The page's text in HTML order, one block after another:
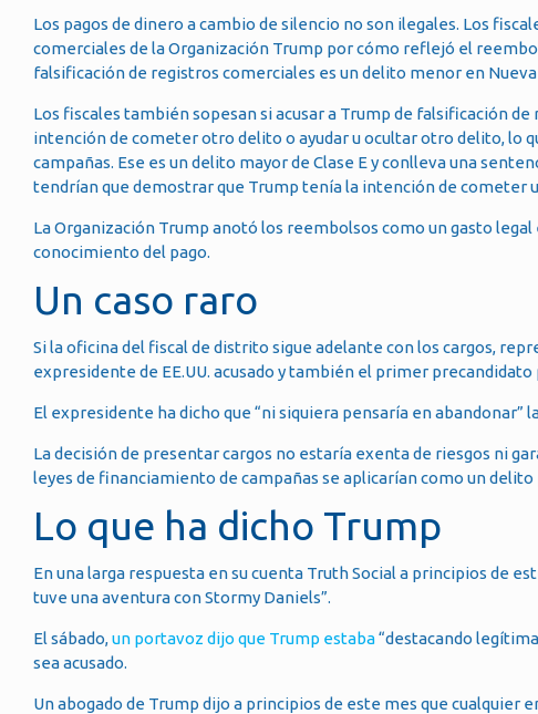
Los pagos de dinero a cambio de silencio no son ilegales. Los
comerciales de la Organización Trump por cómo reflejó el
falsificación de registros comerciales es un delito menor en Nueva
Los fiscales también sopesan si acusar a Trump de falsificación
intención de cometer otro delito o ayudar u ocultar otro delito, lo
campañas. Ese es un delito mayor de Clase E y conlleva una
tendrían que demostrar que Trump tenía la intención de cometer
La Organización Trump anotó los reembolsos como un gasto
conocimiento del pago.
Un caso raro
Si la oficina del fiscal de distrito sigue adelante con los cargos,
expresidente de EE.UU. acusado y también el primer
El expresidente ha dicho que “ni siquiera pensaría en abandonar”
La decisión de presentar cargos no estaría exenta de riesgos ni
leyes de financiamiento de campañas se aplicarían como un
Lo que ha dicho Trump
En una larga respuesta en su cuenta Truth Social a principios de
tuve una aventura con Stormy Daniels”.
El sábado,un portavoz dijo que Trump estaba“destacando
sea acusado.
Un abogado de Trump dijo a principios de este mes que